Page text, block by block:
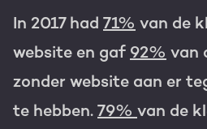
AI services
WEBSITE SERVICES
PORTAL REVIEW
Haal alles uit je
Gratis portal scan
In 2017 had 71% van de
website en gaf 92% van
zonder website aan er
te hebben. 79% van de